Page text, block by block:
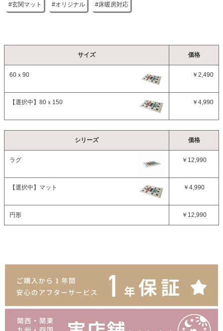
玄関マット オリジナル 床暖房対応
サイズ 価格
60ｘ90 ￥2,490
【選択中】 80ｘ150 ￥4,990
シリーズ 価格
ラグ ￥12,990
【選択中】 マット ￥4,990
円形 ￥12,990